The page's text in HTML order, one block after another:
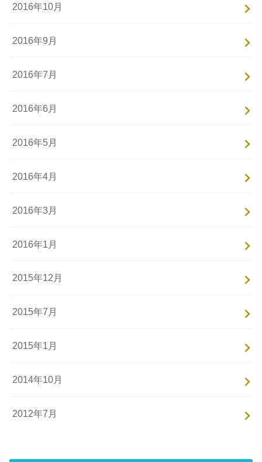
2016年10月
2016年9月
2016年7月
2016年6月
2016年5月
2016年4月
2016年3月
2016年1月
2015年12月
2015年7月
2015年1月
2014年10月
2012年7月